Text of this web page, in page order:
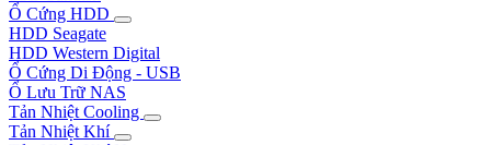
Ổ Cứng HDD
HDD Seagate
HDD Western Digital
Ổ Cứng Di Động - USB
Ổ Lưu Trữ NAS
Tản Nhiệt Cooling
Tản Nhiệt Khí